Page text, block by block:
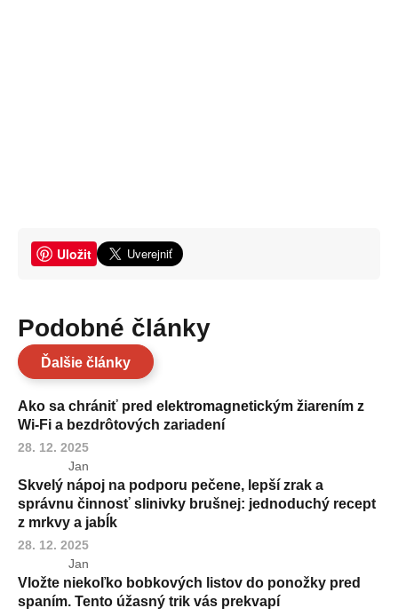
Uložit
Podobné články
Ďalšie články
Ako sa chrániť pred elektromagnetickým žiarením z
Wi-Fi a bezdrôtových zariadení
28. 12. 2025
Jan
Skvelý nápoj na podporu pečene, lepší zrak a
správnu činnosť slinivky brušnej: jednoduchý recept
z mrkvy a jabĺk
28. 12. 2025
Jan
Vložte niekoľko bobkových listov do ponožky pred
spaním. Tento úžasný trik vás prekvapí